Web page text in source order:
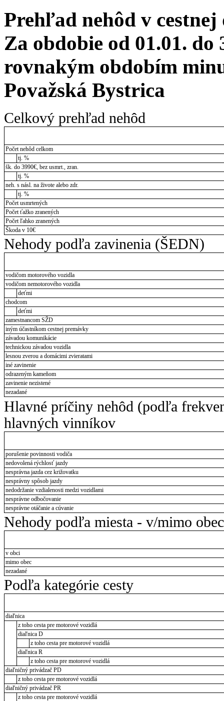
Prehľad nehôd v cestnej
Za obdobie od 01.01. do
rovnakým obdobím
Považská Bystrica
Celkový prehľad nehôd
Počet nehôd celkom
tj. %
šk. do 3990€, bez usmrt., zran.
tj. %
neh. s násl. na živote alebo zdr.
tj. %
Počet usmrtených
Počet ťažko zranených
Počet ľahko zranených
Škoda v 10€
Nehody podľa zavinenia (ŠEDN)
vodičom motorového vozidla
vodičom nemotorového vozidla
deťmi
chodcom
deťmi
zamestnancom SŽD
iným účastníkom cestnej premávky
závadou komunikácie
technickou závadou vozidla
lesnou zverou a domácimi zvieratami
iné zavinenie
odrazeným kameňom
zavinenie nezistené
nezadané
Hlavné príčiny nehôd (podľa
hlavných vinníkov
porušenie povinnosti vodiča
nedovolená rýchlosť jazdy
nesprávna jazda cez križovatku
nesprávny spôsob jazdy
nedodržanie vzdialenosti medzi vozidlami
nesprávne odbočovanie
nesprávne otáčanie a cúvanie
Nehody podľa miesta - v/mimo obec
v obci
mimo obec
nezadané
Podľa kategórie cesty
diaľnica
z toho cesta pre motorové vozidlá
diaľnica D
z toho cesta pre motorové vozidlá
diaľnica R
z toho cesta pre motorové vozidlá
diaľničný privádzač PD
z toho cesta pre motorové vozidlá
diaľničný privádzač PR
z toho cesta pre motorové vozidlá